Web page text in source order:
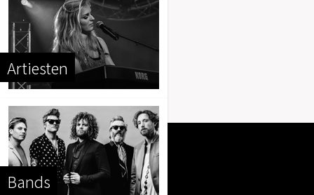
Artiesten
Bands